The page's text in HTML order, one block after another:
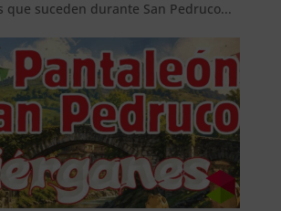
que suceden durante San Pedruco...